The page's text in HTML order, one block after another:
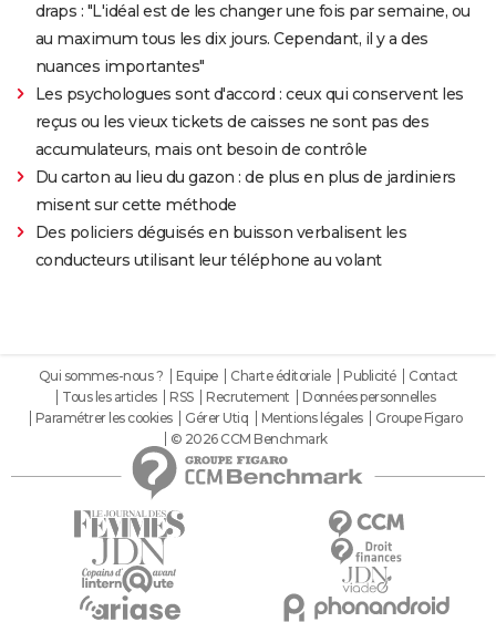
draps : "L'idéal est de les changer une fois par semaine, ou
au maximum tous les dix jours. Cependant, il y a des
nuances importantes"
Les psychologues sont d'accord : ceux qui conservent les
reçus ou les vieux tickets de caisses ne sont pas des
accumulateurs, mais ont besoin de contrôle
Du carton au lieu du gazon : de plus en plus de jardiniers
misent sur cette méthode
Des policiers déguisés en buisson verbalisent les
conducteurs utilisant leur téléphone au volant
Qui sommes-nous ? Equipe Charte éditoriale Publicité
Contact
Tous les articles
RSS Recrutement
Données personnelles
Paramétrer les cookies
Gérer Utiq Mentions légales
Groupe Figaro
© 2026 CCM Benchmark